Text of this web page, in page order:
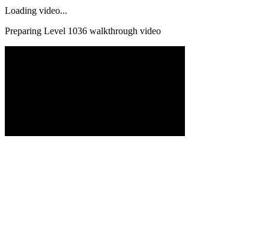
Loading video...
Preparing Level 1036 walkthrough video